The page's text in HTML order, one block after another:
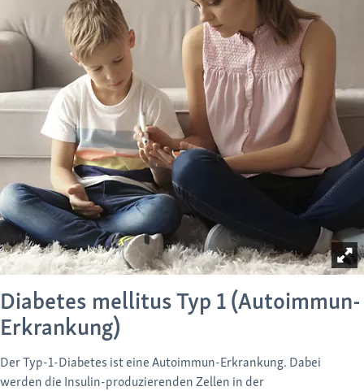
Diabetes mellitus Typ 1 (Autoimmun-
Erkrankung)
Der Typ-1-Diabetes ist eine Autoimmun-Erkrankung. Dabei
werden die Insulin-produzierenden Zellen in der